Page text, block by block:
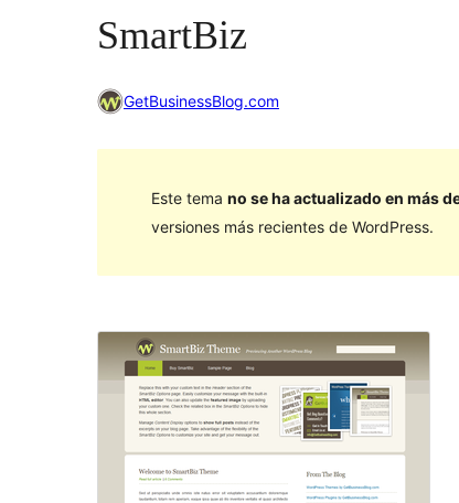
SmartBiz
GetBusinessBlog.com
Este tema no se ha actualizado en más
versiones más recientes de WordPress.